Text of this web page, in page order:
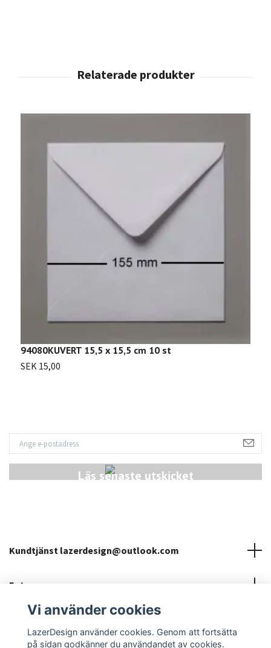
Läs senaste utskicket
94080KUVERT 15,5 x 15,5 cm 10 st
SEK 15,00
Kundtjänst lazerdesign@outlook.com
Fotmeny
Sociala medier
Vi använder cookies
LazerDesign använder cookies. Genom att fortsätta
på sidan godkänner du användandet av cookies.